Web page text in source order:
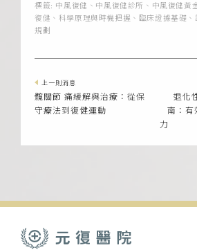
標籤: 中風復健 、 中風復健診所 、 中風復健黃
復健 、 科學原理與時機把握 、 臨床證據基礎 、
規劃
上一則消息
髖關節 痛緩解與治療：從保
守療法到復健運動
退化
南：有
力